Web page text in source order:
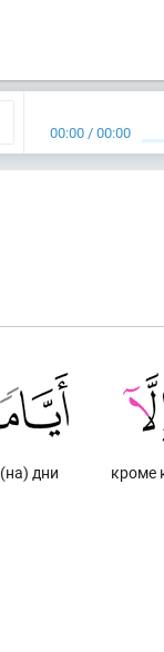
00:00 /00:00
кроме
(на) дни